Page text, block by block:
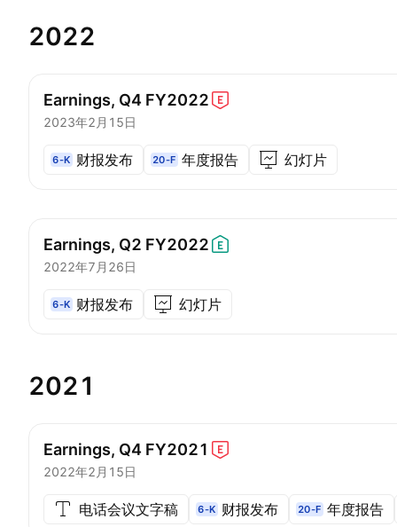
2022
Earnings, Q4 FY2022
2023年2月15日
6-K 财报发布 20-F 年度报告 幻灯片
Earnings, Q2 FY2022
2022年7月26日
6-K 财报发布 幻灯片
2021
Earnings, Q4 FY2021
2022年2月15日
电话会议文字稿 6-K 财报发布 20-F 年度报告